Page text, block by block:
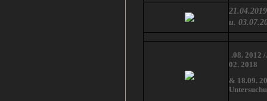
u.
.08. 2012 /
02. 2018
& 18.09.